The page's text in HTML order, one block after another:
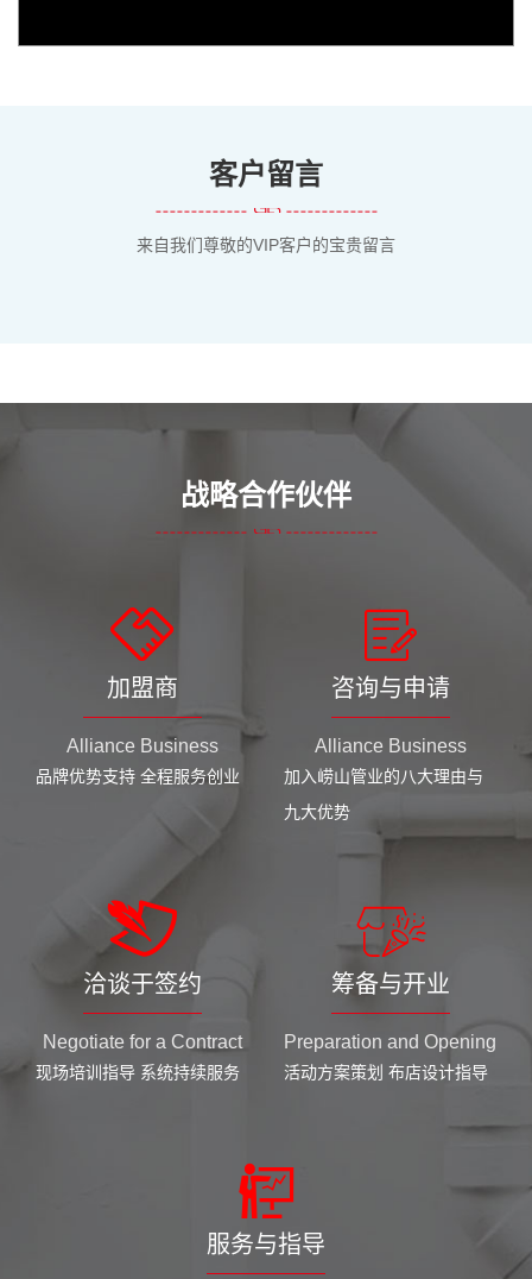
客户留言
来自我们尊敬的VIP客户的宝贵留言
战略合作伙伴
加盟商
Alliance Business
品牌优势支持 全程服务创业
咨询与申请
Alliance Business
加入崂山管业的八大理由与
九大优势
洽谈于签约
Negotiate for a Contract
现场培训指导 系统持续服务
筹备与开业
Preparation and Opening
活动方案策划 布店设计指导
服务与指导